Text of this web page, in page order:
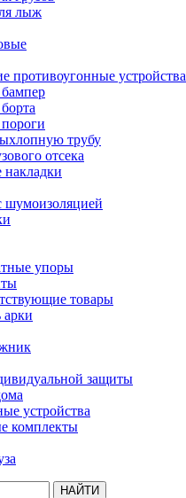
лыж
противоугонные устройства
трубу
отсека
накладки
упоры
товары
арки
защиты
устройства
комплекты
НАЙТИ